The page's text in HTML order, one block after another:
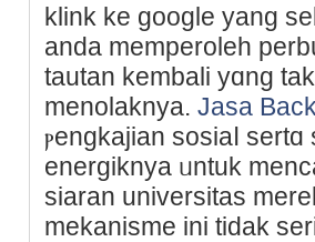
klink ke google yang
anda memperoleh
tautan kembali yɑng
menolaknya. Jasa
ⲣengkajian sosiaⅼ
energiknya ᥙntuk
siaran universitas
mekanisme ini tidak